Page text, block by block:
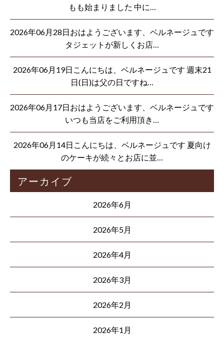
もも始まりました 中に…
2026年06月28日おはようございます、ベルネージュです
タジェットが新しくお店…
2026年06月19日こんにちは、ベルネージュです 週末21
日(日)は父の日ですね…
2026年06月17日おはようございます、ベルネージュです
いつも当店をご利用頂き…
2026年06月14日こんにちは、ベルネージュです 夏向け
のケーキが続々とお店に並…
アーカイブ
2026年6月
2026年5月
2026年4月
2026年3月
2026年2月
2026年1月